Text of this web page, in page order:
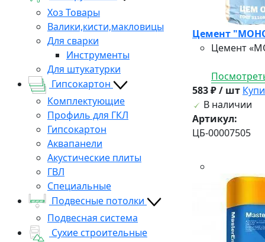
Хоз Товары
Валики,кисти,макловицы
Для сварки
Инструменты
Для штукатурки
Гипсокартон
Комплектующие
Профиль для ГКЛ
Гипсокартон
Аквапанели
Акустические плиты
ГВЛ
Специальные
Подвесные потолки
Подвесная система
Сухие строительные
Цемент
Цемент
583 ₽ / шт
В наличии
Артикул:
ЦБ-00007505